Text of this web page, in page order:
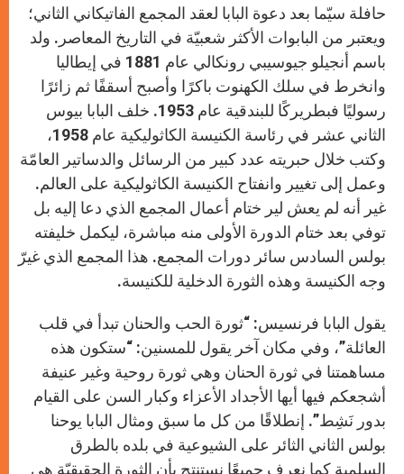
حافلة سيّما بعد دعوة البابا لعقد المجمع الفاتيكاني الثاني؛
ويعتبر من البابوات الأكثر شعبيّة في التاريخ المعاصر. ولد
باسم أنجيلو جيوسيبي رونكالي عام 1881 في إيطاليا
وانخرط في سلك الكهنوت باكرًا وأصبح أسقفًا ثم زائرًا
رسوليًا فبطريركًا للبندقية عام 1953. خلف البابا بيوس
الثاني عشر في رئاسة الكنيسة الكاثوليكية عام 1958،
وكتب خلال حبريته عدد كبير من الرسائل والدساتير العامّة
وعمل إلى تغيير وانفتاح الكنيسة الكاثوليكية على العالم.
غير أنه لم يعش لير ختام أعمال المجمع الذي دعا إليه بل
توفي بعد ختام الدورة الأولى منه مباشرة، ليكمل خليفته
بولس السادس سائر دورات المجمع. هذا المجمع الذي غيرّ
وجه الكنيسة وهذه الثورة الدخلية للكنيسة.
يقول البابا فرنسيس: “ثورة الحب والحنان تبدأ في قلب
العائلة”، وفي مكان آخر يقول للمسنين: “ستكون هذه
مساهمتنا في ثورة الحنان وهي ثورة روحية وغير عنيفة
أشجعكم فيها أيها الأجداد الأعزاء وكبار السن على القيام
بدور نَشِط”. إنطلاقًا من كل ما سبق ومثال البابا يوحنا
بولس الثاني الثائر على الشيوعية في بلده بالطرق
السلمية كما نعرف جميعًا نستنتج بأن الثورة الحقيقيّة هي